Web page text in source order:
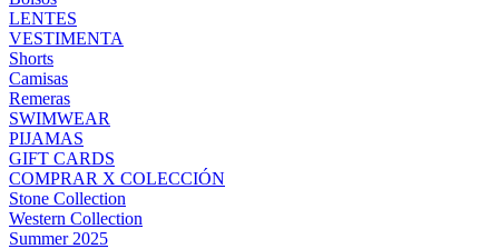
LENTES
VESTIMENTA
Shorts
Camisas
Remeras
SWIMWEAR
PIJAMAS
GIFT CARDS
COMPRAR X COLECCIÓN
Stone Collection
Western Collection
Summer 2025